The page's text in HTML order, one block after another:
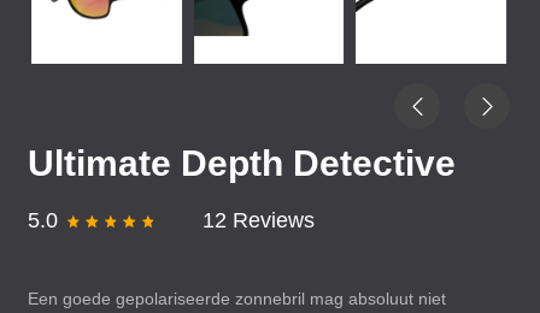
Ultimate Depth Detective
5.0 12 Reviews
Een goede gepolariseerde zonnebril mag absoluut niet